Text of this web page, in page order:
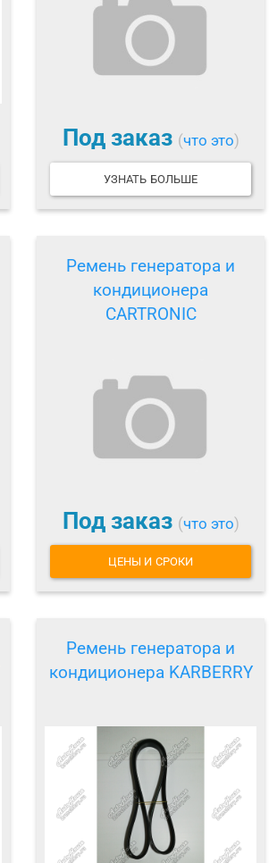
Под заказ (что это)
УЗНАТЬ БОЛЬШЕ
Ремень генератора и
кондиционера
CARTRONIC
Под заказ (что это)
ЦЕНЫ И СРОКИ
Ремень генератора и
кондиционера KARBERRY